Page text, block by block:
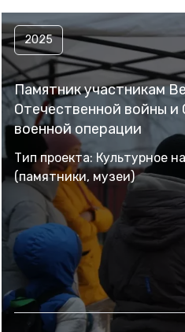
2025
Памятник участникам
Отечественной войны и
военной операции
Тип проекта: Культурное
(памятники, музеи)